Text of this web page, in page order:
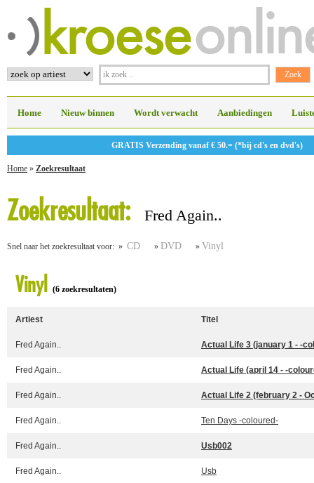
Home Nieuw binnen Wordt verwacht Aanbiedingen
GRATIS Verzending vanaf € 50.= (*bij cd's en dvd's)
Home » Zoekresultaat
Zoekresultaat: Fred Again..
Snel naar het zoekresultaat voor: » CD » DVD » Vinyl
Vinyl (6 zoekresultaten)
Artiest Titel
Fred Again.. Actual Life 3 (january 1 - -
Fred Again.. Actual Life (april 14 - -
Fred Again.. Actual Life 2 (february 2 -
Fred Again.. Ten Days -coloured-
Fred Again.. Usb002
Fred Again.. Usb